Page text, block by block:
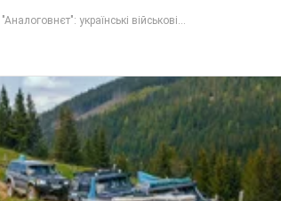
"Аналоговнєт": українські військові...